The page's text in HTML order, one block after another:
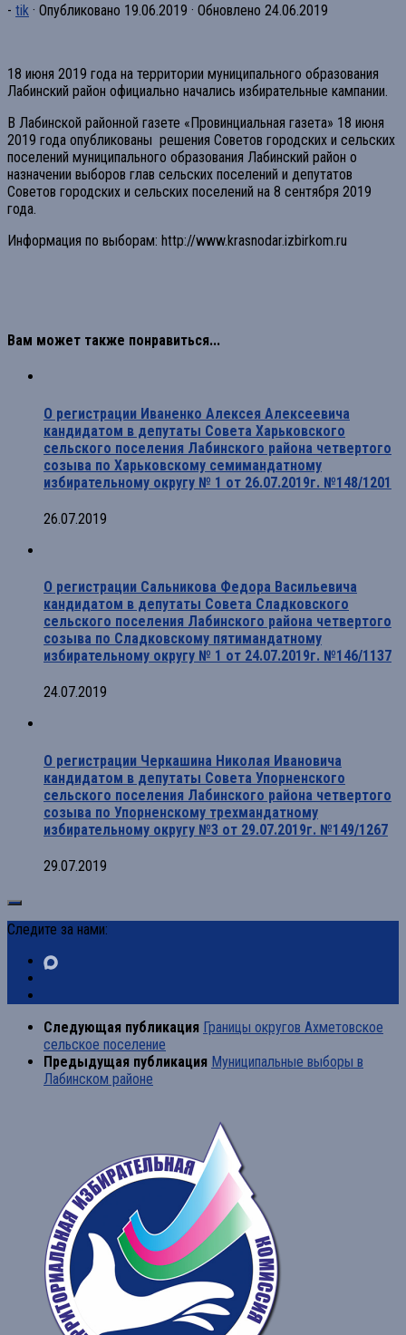
- tik · Опубликовано 19.06.2019 · Обновлено 24.06.2019
18 июня 2019 года на территории муниципального образования
Лабинский район официально начались избирательные кампании.
В Лабинской районной газете «Провинциальная газета» 18 июня
2019 года опубликованы решения Советов городских и сельских
поселений муниципального образования Лабинский район о
назначении выборов глав сельских поселений и депутатов
Советов городских и сельских поселений на 8 сентября 2019
года.
Информация по выборам: http://www.krasnodar.izbirkom.ru
Вам может также понравиться...
О регистрации Иваненко Алексея Алексеевича
кандидатом в депутаты Совета Харьковского
сельского поселения Лабинского района четвертого
созыва по Харьковскому семимандатному
избирательному округу № 1 от 26.07.2019г. №148/1201
26.07.2019
О регистрации Сальникова Федора Васильевича
кандидатом в депутаты Совета Сладковского
сельского поселения Лабинского района четвертого
созыва по Сладковскому пятимандатному
избирательному округу № 1 от 24.07.2019г. №146/1137
24.07.2019
О регистрации Черкашина Николая Ивановича
кандидатом в депутаты Совета Упорненского
сельского поселения Лабинского района четвертого
созыва по Упорненскому трехмандатному
избирательному округу №3 от 29.07.2019г. №149/1267
29.07.2019
Следите за нами:
Следующая публикация Границы округов Ахметовское
сельское поселение
Предыдущая публикация Муниципальные выборы в
Лабинском районе